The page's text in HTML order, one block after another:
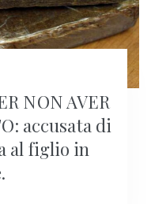
NON AVER
accusata di
al figlio in